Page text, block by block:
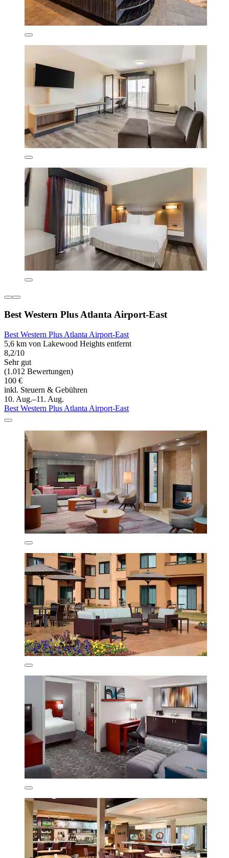
Best Western Plus Atlanta Airport-East
Best Western Plus Atlanta Airport-East
5,6 km von Lakewood Heights entfernt
8,2/10
Sehr gut
(1.012 Bewertungen)
100 €
inkl. Steuern & Gebühren
10. Aug.–11. Aug.
Best Western Plus Atlanta Airport-East